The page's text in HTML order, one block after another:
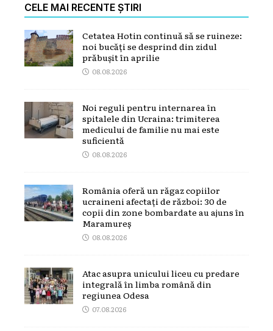
CELE MAI RECENTE ȘTIRI
Cetatea Hotin continuă să se ruineze:
noi bucăți se desprind din zidul
prăbușit în aprilie
08.08.2026
Noi reguli pentru internarea în
spitalele din Ucraina: trimiterea
medicului de familie nu mai este
suficientă
08.08.2026
România oferă un răgaz copiilor
ucraineni afectați de război: 30 de
copii din zone bombardate au ajuns în
Maramureș
08.08.2026
Atac asupra unicului liceu cu predare
integrală în limba română din
regiunea Odesa
07.08.2026